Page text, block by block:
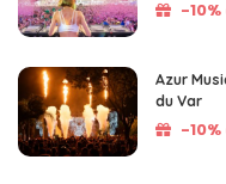
-
Azur
du Var
-